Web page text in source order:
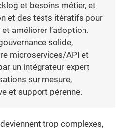
et besoins métier, et
et des tests itératifs pour
améliorer l’adoption.
solide,
microservices/API et
un intégrateur expert
sur mesure,
et support pérenne.
trop complexes,